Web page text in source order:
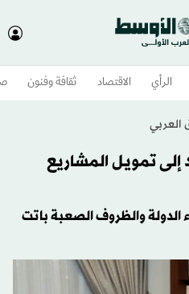
الرأي الاقتصاد ثقافة وفنون
العربي
تمويل المشاريع
والظروف الصعبة باتت